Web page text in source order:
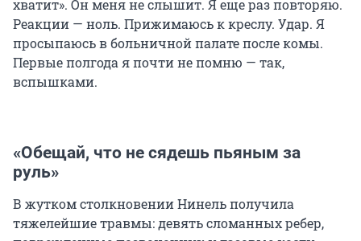
хватит». Он меня не слышит. Я еще раз повторяю.
Реакции — ноль. Прижимаюсь к креслу. Удар. Я
просыпаюсь в больничной палате после комы.
Первые полгода я почти не помню — так,
вспышками.
«Обещай, что не сядешь пьяным за
руль»
В жутком столкновении Нинель получила
тяжелейшие травмы: девять сломанных ребер,